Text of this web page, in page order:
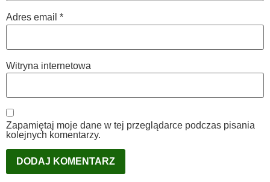
Adres email *
Witryna internetowa
Zapamiętaj moje dane w tej przeglądarce podczas pisania
kolejnych komentarzy.